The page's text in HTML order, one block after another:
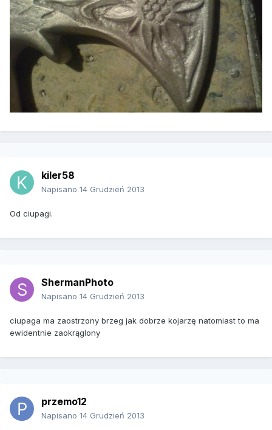
kiler58
Napisano 14 Grudzień 2013
Od ciupagi.
ShermanPhoto
Napisano 14 Grudzień 2013
ciupaga ma zaostrzony brzeg jak dobrze kojarzę natomiast to ma
ewidentnie zaokrąglony
przemo12
Napisano 14 Grudzień 2013